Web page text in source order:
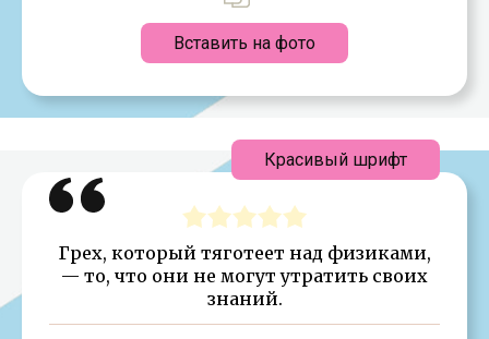
Вставить на фото
Грех, который тяготеет над физиками,
— то, что они не могут утратить своих
знаний.
Красивый шрифт